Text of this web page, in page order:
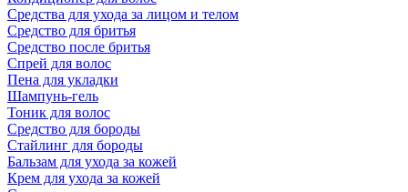
Средства для ухода за лицом и телом
Средство для бритья
Средство после бритья
Спрей для волос
Пена для укладки
Шампунь-гель
Тоник для волос
Средство для бороды
Стайлинг для бороды
Бальзам для ухода за кожей
Крем для ухода за кожей